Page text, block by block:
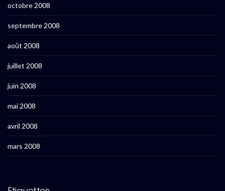
octobre 2008
septembre 2008
août 2008
juillet 2008
juin 2008
mai 2008
avril 2008
mars 2008